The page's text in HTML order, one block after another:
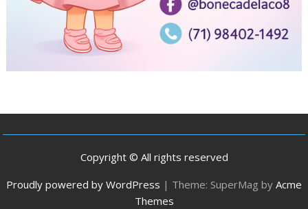
Copyright © All rights reserved
Proudly powered by WordPress | Theme: SuperMag by Acme
Themes